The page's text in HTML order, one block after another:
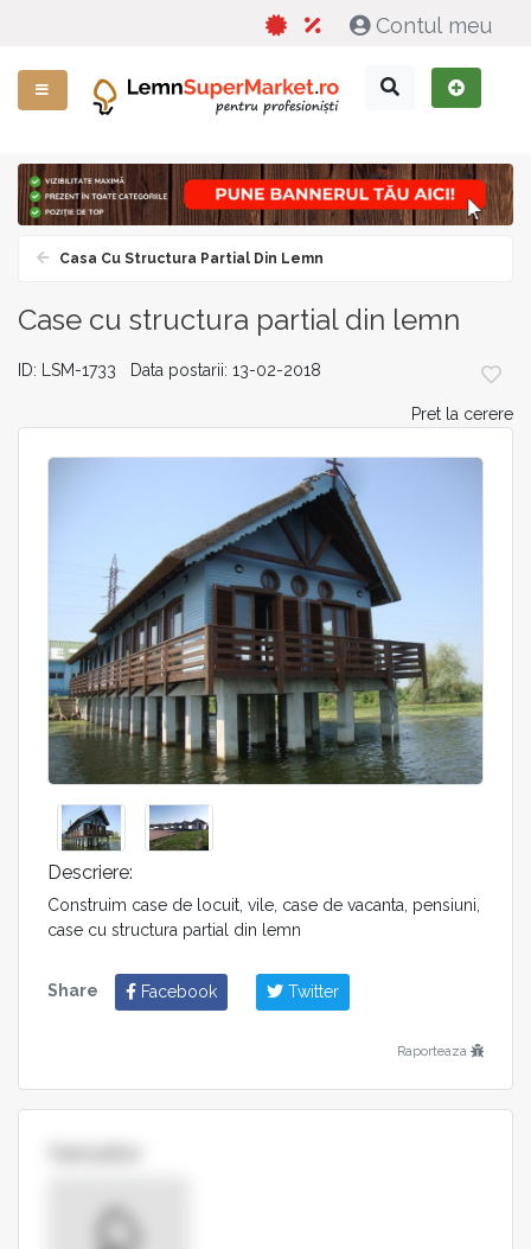
Contul meu
Casa Cu Structura Partial Din Lemn
Case cu structura partial din lemn
ID: LSM-1733 Data postarii: 13-02-2018
Pret la cerere
Descriere:
Construim case de locuit, vile, case de vacanta, pensiuni,
case cu structura partial din lemn
Share Facebook Twitter
Raporteaza